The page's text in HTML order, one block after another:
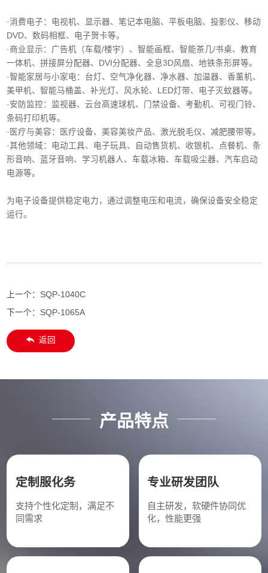
·消费电子‌：电视机、显示器、笔记本电脑、平板电脑、投影仪、移动
DVD、数码相框、电子贺卡等。
·商业显示‌：广告机（车载/楼宇）、智能画框、智能茶几/书桌、教育
一体机、拼接屏分配器、DVI分配器、全息3D风扇、地铁条形屏等。
·智能家居与小家电‌：台灯、空气净化器、净水器、加温器、香薰机、
美甲机、智能马桶盖、补光灯、风水轮、LED灯带、电子灭蚊器等。
‌·安防监控‌：监视器、云台高速球机、门禁设备、考勤机、可视门铃、
条码打印机等。
·医疗与美容‌：医疗设备、美容美妆产品、激光脱毛仪、减肥腰带等。
‌·其他领域‌：电动工具、电子玩具、自动售货机、收银机、点餐机、条
形音响、蓝牙音响、学习机器人、车载冰箱、车载吸尘器、汽车启动
电源等。
为电子设备提供稳定电力，通过调整电压和电流，确保设备安全稳定
运行。
上一个： SQP-1040C
下一个： SQP-1065A
返回
产品特点
定制服化务
支持个性化定制，满足不
同需求
专业研发团队
自主研发，软硬件协同优
化，性能更强